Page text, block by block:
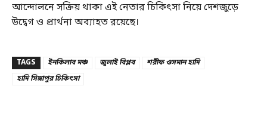
আন্দোলনে সক্রিয় থাকা এই নেতার চিকিৎসা নিয়ে দেশজুড়ে
উদ্বেগ ও প্রার্থনা অব্যাহত রয়েছে।
TAGS ইনকিলাব মঞ্চ জুলাই বিপ্লব
শরীফ ওসমান হাদি
হাদি সিঙ্গাপুর চিকিৎসা